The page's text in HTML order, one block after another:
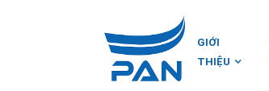
GIỚI
THIỆU